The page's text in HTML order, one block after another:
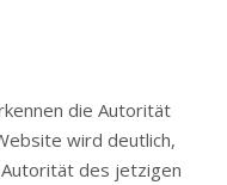
die Autorität
wird deutlich,
des jetzigen